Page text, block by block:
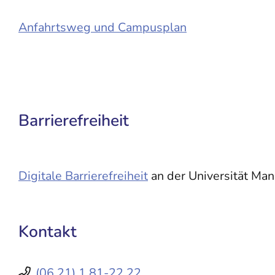
Anfahrtsweg und Campusplan
Barrierefreiheit
Digitale Barrierefreiheit an der Universität
Kontakt